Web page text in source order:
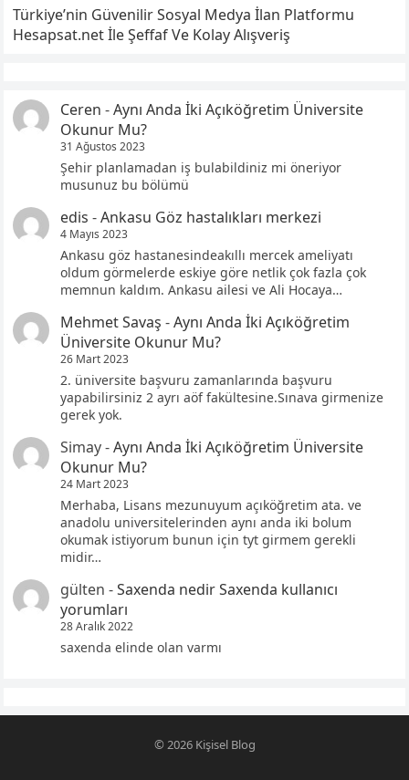
Türkiye’nin Güvenilir Sosyal Medya İlan Platformu
Hesapsat.net İle Şeffaf Ve Kolay Alışveriş
Ceren -Aynı Anda İki Açıköğretim Üniversite
Okunur Mu?
31 Ağustos 2023
Şehir planlamadan iş bulabildiniz mi öneriyor
musunuz bu bölümü
edis -Ankasu Göz hastalıkları merkezi
4 Mayıs 2023
Ankasu göz hastanesindeakıllı mercek ameliyatı
oldum görmelerde eskiye göre netlik çok fazla çok
memnun kaldım. Ankasu ailesi ve Ali Hocaya…
Mehmet Savaş -Aynı Anda İki Açıköğretim
Üniversite Okunur Mu?
26 Mart 2023
2. üniversite başvuru zamanlarında başvuru
yapabilirsiniz 2 ayrı aöf fakültesine.Sınava girmenize
gerek yok.
Simay-Aynı Anda İki Açıköğretim Üniversite
Okunur Mu?
24 Mart 2023
Merhaba, Lisans mezunuyum açıköğretim ata. ve
anadolu universitelerinden aynı anda iki bolum
okumak istiyorum bunun için tyt girmem gerekli
midir…
gülten -Saxenda nedir Saxenda kullanıcı
yorumları
28 Aralık 2022
saxenda elinde olan varmı
© 2026 Kişisel Blog